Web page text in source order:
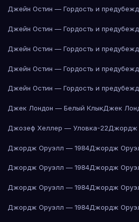
Джейн Остин — Гордость и
Джейн Остин — Гордость и
Джейн Остин — Гордость и
Джейн Остин — Гордость и
Джейн Остин — Гордость и
Джек Лондон — Белый КлыкДжек
Джозеф Хеллер — Уловка-22Джордж
Джордж Оруэлл — 1984Джордж
Джордж Оруэлл — 1984Джордж
Джордж Оруэлл — 1984Джордж
Джордж Оруэлл — 1984Джордж